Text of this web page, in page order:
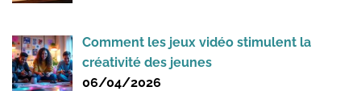
Comment les jeux vidéo stimulent la
créativité des jeunes
06/04/2026